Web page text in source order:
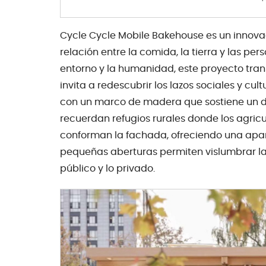
Cycle Cycle Mobile Bakehouse es un
relación entre la comida, la tierra y las
entorno y la humanidad, este proyecto
invita a redescubrir los lazos sociales y
con un marco de madera que sostiene un
recuerdan refugios rurales donde los
conforman la fachada, ofreciendo una
pequeñas aberturas permiten vislumbrar
público y lo privado.